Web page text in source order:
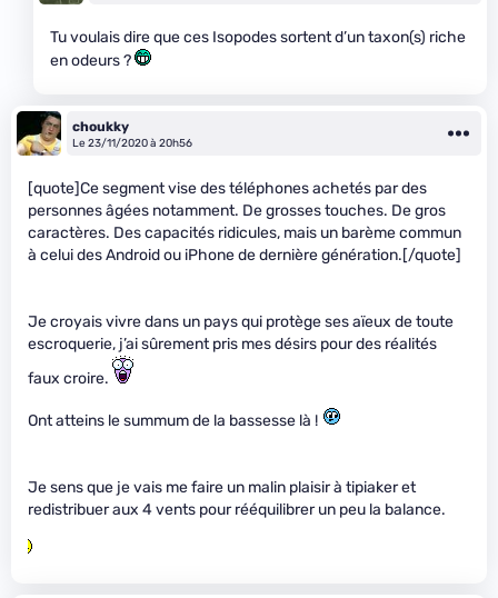
Tu voulais dire que ces Isopodes sortent d’un taxon(s) riche
en odeurs ?
choukky
Le 23/11/2020 à 20h56
[quote]Ce segment vise des téléphones achetés par des
personnes âgées notamment. De grosses touches. De gros
caractères. Des capacités ridicules, mais un barème commun
à celui des Android ou iPhone de dernière génération.[/quote]
Je croyais vivre dans un pays qui protège ses aïeux de toute
escroquerie, j’ai sûrement pris mes désirs pour des réalités
faux croire.
Ont atteins le summum de la bassesse là !
Je sens que je vais me faire un malin plaisir à tipiaker et
redistribuer aux 4 vents pour rééquilibrer un peu la balance.